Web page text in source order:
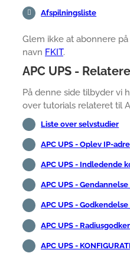
Afspilningsliste
Glem ikke at abonnere
navn FKIT.
APC UPS -
På denne side tilbyder vi
over tutorials relateret til
Liste over selvstudier
APC UPS - Oplev IP-
APC UPS - Indledende
APC UPS -
APC UPS -
APC UPS -
APC UPS -